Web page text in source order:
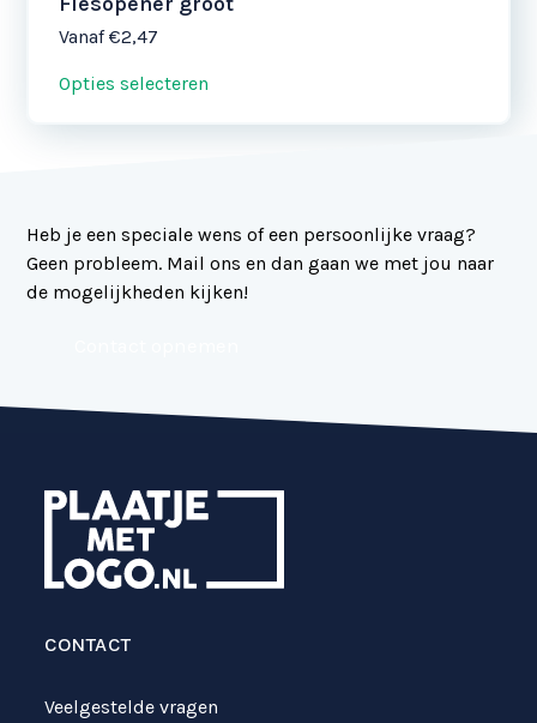
Vanaf €2,47
Opties selecteren
Heb je een speciale wens of een persoonlijke vraag?
Geen probleem. Mail ons en dan gaan we met jou naar
de mogelijkheden kijken!
CONTACT
Veelgestelde vragen